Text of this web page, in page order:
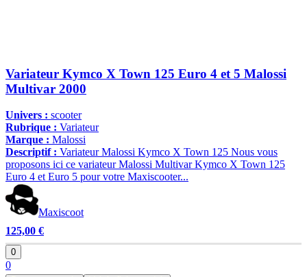
Variateur Kymco X Town 125 Euro 4 et 5 Malossi
Multivar 2000
Univers : scooter
Rubrique : Variateur
Marque : Malossi
Descriptif : Variateur Malossi Kymco X Town 125 Nous vous
proposons ici ce variateur Malossi Multivar Kymco X Town 125
Euro 4 et Euro 5 pour votre Maxiscooter...
Maxiscoot
125,00 €
0
0